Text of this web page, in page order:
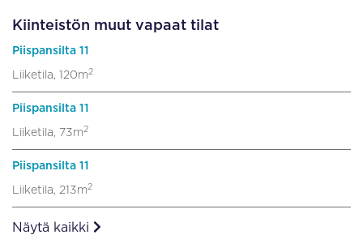
Kiinteistön muut vapaat tilat
Piispansilta 11
Liiketila, 120m 2
Piispansilta 11
Liiketila, 73m 2
Piispansilta 11
Liiketila, 213m 2
Näytä kaikki